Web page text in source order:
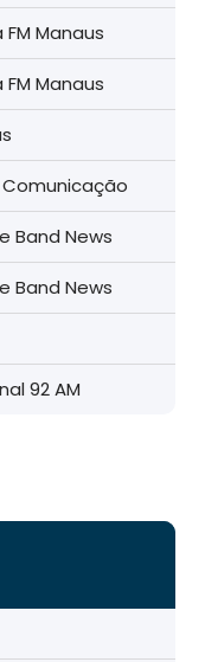
Manaus
Manaus
Band News
Band News
92 AM